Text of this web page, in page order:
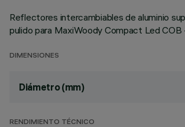
Reflectores intercambiables de aluminio
pulido para MaxiWoody Compact Led
DIMENSIONES
Diámetro (mm)
RENDIMIENTO TÉCNICO